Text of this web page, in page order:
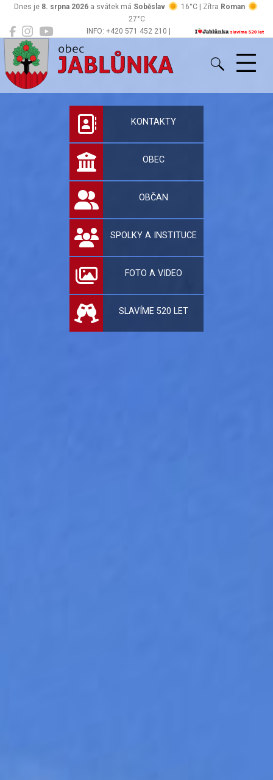
INFO: +420 571 452 210 |
Dnes je 8. srpna 2026 a svátek má Soběslav 16°C | Zítra Roman
27°C
Jablůnka
Oficiální stránky
KONTAKTY
OBEC
OBČAN
SPOLKY A INSTITUCE
FOTO A VIDEO
SLAVÍME 520 LET